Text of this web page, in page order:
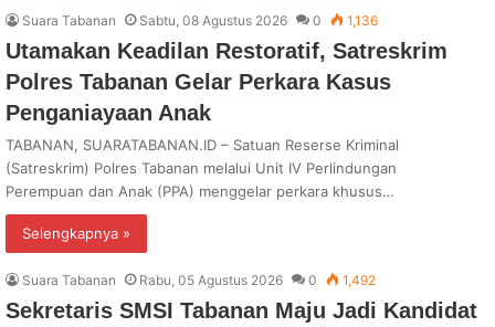
Suara Tabanan Sabtu, 08 Agustus 2026 0 1,136
Utamakan Keadilan Restoratif, Satreskrim
Polres Tabanan Gelar Perkara Kasus
Penganiayaan Anak
TABANAN, SUARATABANAN.ID – Satuan Reserse Kriminal
(Satreskrim) Polres Tabanan melalui Unit IV Perlindungan
Perempuan dan Anak (PPA) menggelar perkara khusus…
Selengkapnya »
Suara Tabanan Rabu, 05 Agustus 2026 0 1,492
Sekretaris SMSI Tabanan Maju Jadi Kandidat